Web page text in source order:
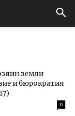
земли
и бюрократия
0